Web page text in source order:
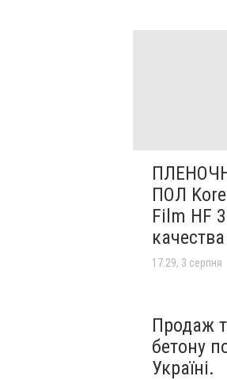
ПОЛ
Film HF
качества
17:29, 3 серпня
Продаж
бетону
Україні.